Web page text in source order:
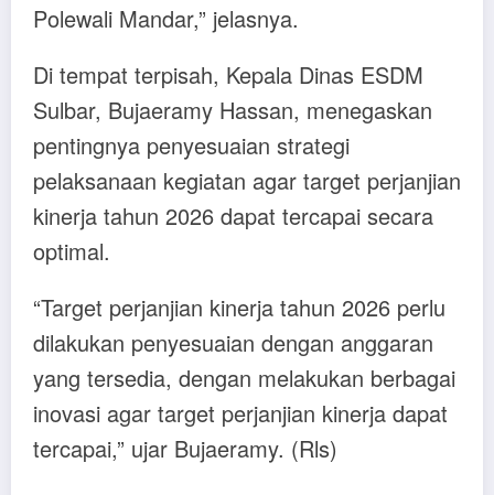
Polewali Mandar,” jelasnya.
Di tempat terpisah, Kepala Dinas ESDM
Sulbar, Bujaeramy Hassan, menegaskan
pentingnya penyesuaian strategi
pelaksanaan kegiatan agar target perjanjian
kinerja tahun 2026 dapat tercapai secara
optimal.
“Target perjanjian kinerja tahun 2026 perlu
dilakukan penyesuaian dengan anggaran
yang tersedia, dengan melakukan berbagai
inovasi agar target perjanjian kinerja dapat
tercapai,” ujar Bujaeramy. (Rls)